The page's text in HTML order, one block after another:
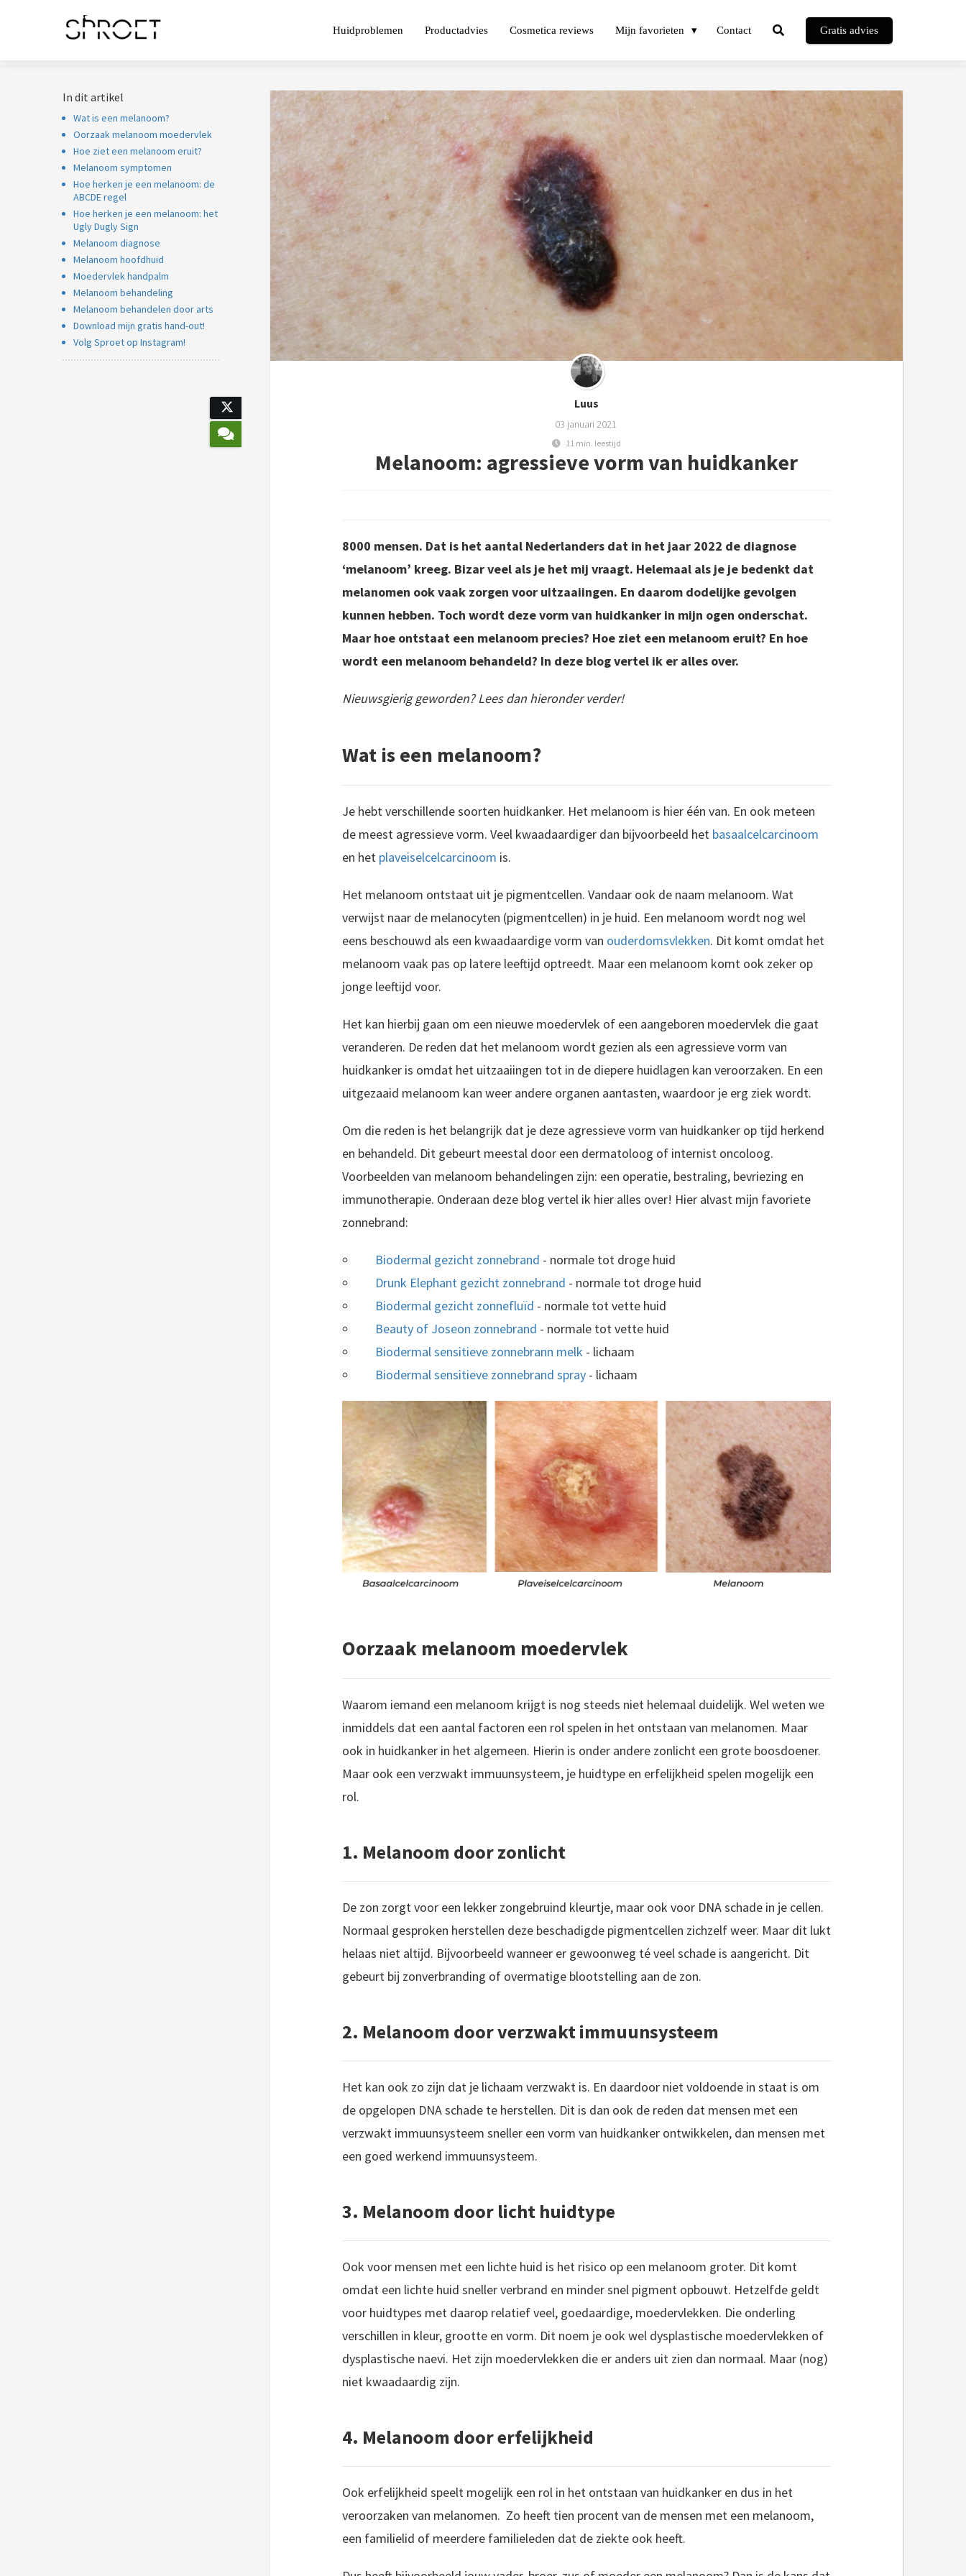
Huidproblemen Productadvies Cosmetica reviews Mijn favorieten Contact Gratis advies
In dit artikel
Wat is een melanoom?
Oorzaak melanoom moedervlek
Hoe ziet een melanoom eruit?
Melanoom symptomen
Hoe herken je een melanoom: de
ABCDE regel
Hoe herken je een melanoom: het
Ugly Dugly Sign
Melanoom diagnose
Melanoom hoofdhuid
Moedervlek handpalm
Melanoom behandeling
Melanoom behandelen door arts
Download mijn gratis hand-out!
Volg Sproet op Instagram!
Luus
03 januari 2021
11 min. leestijd
Melanoom: agressieve vorm van huidkanker
8000 mensen. Dat is het aantal Nederlanders dat in het jaar 2022 de diagnose
‘melanoom’ kreeg. Bizar veel als je het mij vraagt. Helemaal als je je bedenkt dat
melanomen ook vaak zorgen voor uitzaaiingen. En daarom dodelijke gevolgen
kunnen hebben. Toch wordt deze vorm van huidkanker in mijn ogen onderschat.
Maar hoe ontstaat een melanoom precies? Hoe ziet een melanoom eruit? En hoe
wordt een melanoom behandeld? In deze blog vertel ik er alles over.
Nieuwsgierig geworden? Lees dan hieronder verder!
Wat is een melanoom?
Je hebt verschillende soorten huidkanker. Het melanoom is hier één van. En ook meteen
de meest agressieve vorm. Veel kwaadaardiger dan bijvoorbeeld het basaalcelcarcinoom
en het plaveiselcelcarcinoom is.
Het melanoom ontstaat uit je pigmentcellen. Vandaar ook de naam melanoom. Wat
verwijst naar de melanocyten (pigmentcellen) in je huid. Een melanoom wordt nog wel
eens beschouwd als een kwaadaardige vorm van ouderdomsvlekken. Dit komt omdat het
melanoom vaak pas op latere leeftijd optreedt. Maar een melanoom komt ook zeker op
jonge leeftijd voor.
Het kan hierbij gaan om een nieuwe moedervlek of een aangeboren moedervlek die gaat
veranderen. De reden dat het melanoom wordt gezien als een agressieve vorm van
huidkanker is omdat het uitzaaiingen tot in de diepere huidlagen kan veroorzaken. En een
uitgezaaid melanoom kan weer andere organen aantasten, waardoor je erg ziek wordt.
Om die reden is het belangrijk dat je deze agressieve vorm van huidkanker op tijd herkend
en behandeld. Dit gebeurt meestal door een dermatoloog of internist oncoloog.
Voorbeelden van melanoom behandelingen zijn: een operatie, bestraling, bevriezing en
immunotherapie. Onderaan deze blog vertel ik hier alles over! Hier alvast mijn favoriete
zonnebrand:
Biodermal gezicht zonnebrand - normale tot droge huid
Drunk Elephant gezicht zonnebrand - normale tot droge huid
Biodermal gezicht zonnefluïd - normale tot vette huid
Beauty of Joseon zonnebrand - normale tot vette huid
Biodermal sensitieve zonnebrann melk - lichaam
Biodermal sensitieve zonnebrand spray - lichaam
Oorzaak melanoom moedervlek
Waarom iemand een melanoom krijgt is nog steeds niet helemaal duidelijk. Wel weten we
inmiddels dat een aantal factoren een rol spelen in het ontstaan van melanomen. Maar
ook in huidkanker in het algemeen. Hierin is onder andere zonlicht een grote boosdoener.
Maar ook een verzwakt immuunsysteem, je huidtype en erfelijkheid spelen mogelijk een
rol.
1. Melanoom door zonlicht
De zon zorgt voor een lekker zongebruind kleurtje, maar ook voor DNA schade in je cellen.
Normaal gesproken herstellen deze beschadigde pigmentcellen zichzelf weer. Maar dit lukt
helaas niet altijd. Bijvoorbeeld wanneer er gewoonweg té veel schade is aangericht. Dit
gebeurt bij zonverbranding of overmatige blootstelling aan de zon.
2. Melanoom door verzwakt immuunsysteem
Het kan ook zo zijn dat je lichaam verzwakt is. En daardoor niet voldoende in staat is om
de opgelopen DNA schade te herstellen. Dit is dan ook de reden dat mensen met een
verzwakt immuunsysteem sneller een vorm van huidkanker ontwikkelen, dan mensen met
een goed werkend immuunsysteem.
3. Melanoom door licht huidtype
Ook voor mensen met een lichte huid is het risico op een melanoom groter. Dit komt
omdat een lichte huid sneller verbrand en minder snel pigment opbouwt. Hetzelfde geldt
voor huidtypes met daarop relatief veel, goedaardige, moedervlekken. Die onderling
verschillen in kleur, grootte en vorm. Dit noem je ook wel dysplastische moedervlekken of
dysplastische naevi. Het zijn moedervlekken die er anders uit zien dan normaal. Maar (nog)
niet kwaadaardig zijn.
4. Melanoom door erfelijkheid
Ook erfelijkheid speelt mogelijk een rol in het ontstaan van huidkanker en dus in het
veroorzaken van melanomen. Zo heeft tien procent van de mensen met een melanoom,
een familielid of meerdere familieleden dat de ziekte ook heeft.
over
gedrag van een
gebruikt om
te volgen
eigenaren
tonen
op het
van deze